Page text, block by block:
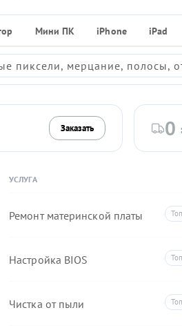
Мини ПК iPhone iPad
пиксели, мерцание, полосы,
Заказать 0
УСЛУГА
Ремонт материнской платы
Настройка BIOS
Чистка от пыли